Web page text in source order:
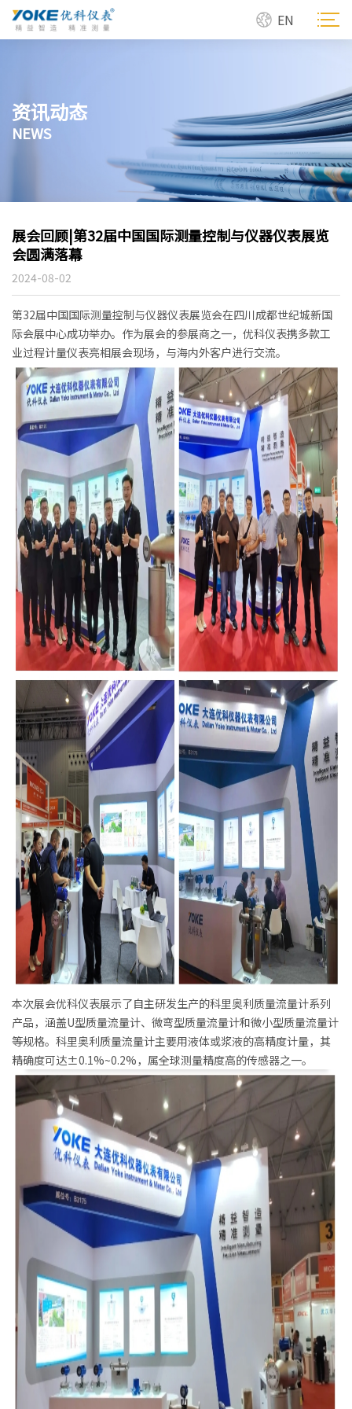
EN
资讯动态
NEWS
展会回顾|第32届中国国际测量控制与仪器仪表展览
会圆满落幕
2024-08-02
第32届中国国际测量控制与仪器仪表展览会在四川成都世纪城新国
际会展中心成功举办。作为展会的参展商之一，优科仪表携多款工
业过程计量仪表亮相展会现场，与海内外客户进行交流。
本次展会优科仪表展示了自主研发生产的科里奥利质量流量计系列
产品，涵盖U型质量流量计、微弯型质量流量计和微小型质量流量计
等规格。科里奥利质量流量计主要用液体或浆液的高精度计量，其
精确度可达±0.1%~0.2%，属全球测量精度高的传感器之一。